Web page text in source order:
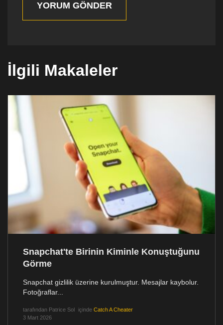
YORUM GÖNDER
İlgili Makaleler
Snapchat'te Birinin Kiminle Konuştuğunu
Görme
Snapchat gizlilik üzerine kurulmuştur. Mesajlar kaybolur.
Fotoğraflar...
tarafından Patrice Sol içinde Catch A Cheater
3 Mart 2026